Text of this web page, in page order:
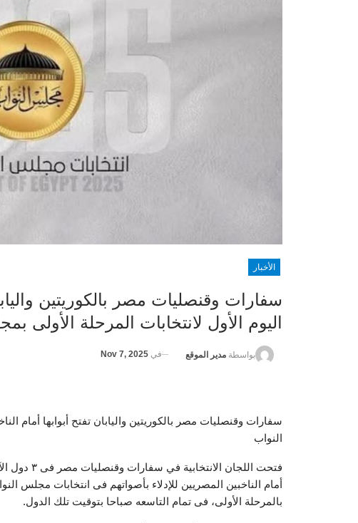
الأخبار
سفارات وقنصليات مصر بالكوريتين
اليوم الأول لانتخابات المرحلة الأولى
بواسطة مدير الموقع في Nov 7, 2025
سفارات وقنصليات مصر بالكوريتين واليابان تفتح أبوابها أمام
النواب
فتحت
بالمرحلة الأولى، فى تمام التاسعه صباحا بتوقيت تلك الدول.